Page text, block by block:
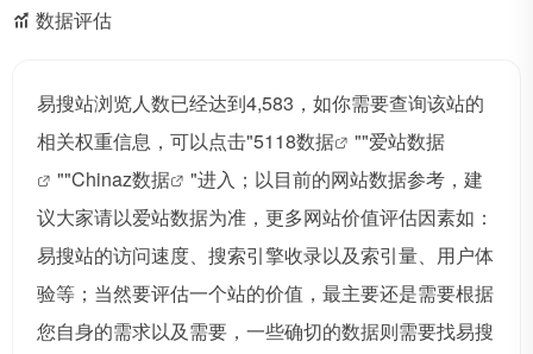
数据评估
易搜站浏览人数已经达到4,583，如你需要查询该站的
相关权重信息，可以点击"5118数据 ""爱站数据
""Chinaz数据
"进入；以目前的网站数据参考，建
议大家请以爱站数据为准，更多网站价值评估因素如：
易搜站的访问速度、搜索引擎收录以及索引量、用户体
验等；当然要评估一个站的价值，最主要还是需要根据
您自身的需求以及需要，一些确切的数据则需要找易搜